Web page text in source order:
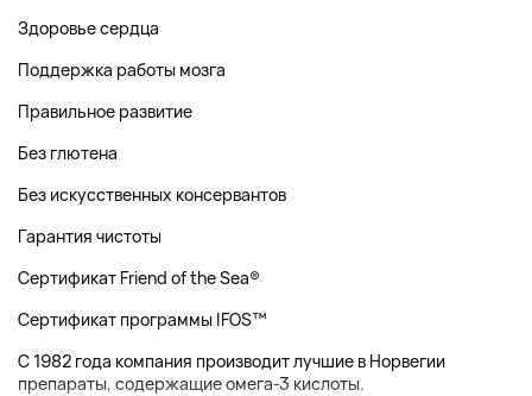
Здоровье сердца
Поддержка работы мозга
Правильное развитие
Без глютена
Без искусственных консервантов
Гарантия чистоты
Сертификат Friend of the Sea®
Сертификат программы IFOS™
С 1982 года компания производит лучшие в Норвегии
препараты, содержащие омега-3 кислоты.